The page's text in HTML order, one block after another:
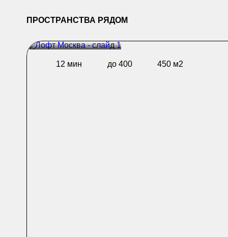
ПРОСТРАНСТВА РЯДОМ
12 мин до 400 450 м2